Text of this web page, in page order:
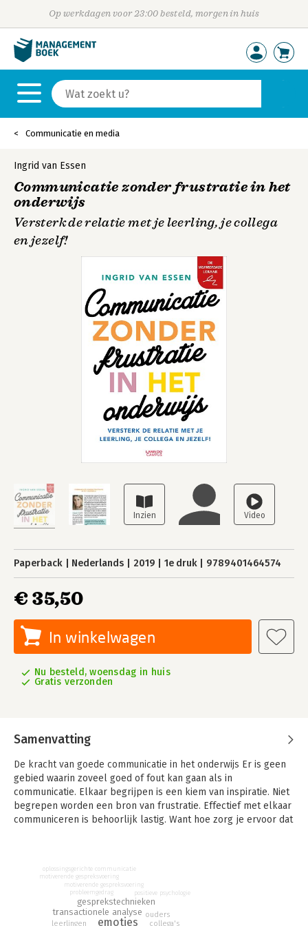
Op werkdagen voor 23:00 besteld, morgen in huis
Communicatie en media
Ingrid van Essen
Communicatie zonder frustratie in het
onderwijs
Versterk de relatie met je leerling, je collega
en jezelf!
Paperback Nederlands 2019 1e druk 9789401464574
€ 35,50
In winkelwagen
Nu besteld, woensdag in huis
Gratis verzonden
Samenvatting
De kracht van goede communicatie in het onderwijs Er is geen
gebied waarin zoveel goed of fout kan gaan als in
communicatie. Elkaar begrijpen is een kiem van inspiratie. Niet
begrepen worden een bron van frustratie. Effectief met elkaar
communiceren is behoorlijk lastig. Want hoe zorg je ervoor dat
zonder elkaar te veroordelen, in verwijten te vervallen of
elkaar in de haren te vliegen. Als dat wel gebeurt is het zinvol
om je communicatiestijl te veranderen. Luisteren we aandachtig
genoeg om echt te begrijpen wat de ander zegt? Durven we te
emoties
transactionele analyse
gesprekstechnieken
ouders
collega's
leerlingen
probleemgedrag
motiverende gespreksvoering
positieve psychologie
motiverende gespreksvoering
oplossingsgerichte communicatie